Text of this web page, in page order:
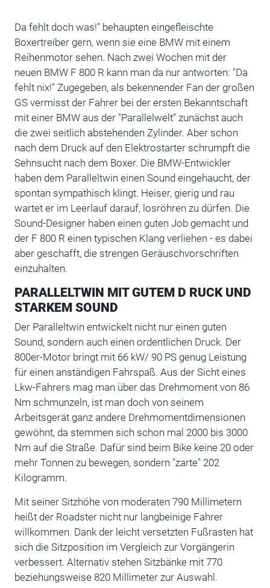
Da fehlt doch was!" behaupten eingefleischte
Boxertreiber gern, wenn sie eine BMW mit einem
Reihenmotor sehen. Nach zwei Wochen mit der
neuen BMW F 800 R kann man da nur antworten: "Da
fehlt nix!" Zugegeben, als bekennender Fan der großen
GS vermisst der Fahrer bei der ersten Bekanntschaft
mit einer BMW aus der "Parallelwelt" zunächst auch
die zwei seitlich abstehenden Zylinder. Aber schon
nach dem Druck auf den Elektrostarter schrumpft die
Sehnsucht nach dem Boxer. Die BMW-Entwickler
haben dem Paralleltwin einen Sound eingehaucht, der
spontan sympathisch klingt. Heiser, gierig und rau
wartet er im Leerlauf darauf, losröhren zu dürfen. Die
Sound-Designer haben einen guten Job gemacht und
der F 800 R einen typischen Klang verliehen - es dabei
aber geschafft, die strengen Geräuschvorschriften
einzuhalten.
PARALLELTWIN MIT GUTEM D RUCK UND
STARKEM SOUND
Der Paralleltwin entwickelt nicht nur einen guten
Sound, sondern auch einen ordentlichen Druck. Der
800er-Motor bringt mit 66 kW/ 90 PS genug Leistung
für einen anständigen Fahrspaß. Aus der Sicht eines
Lkw-Fahrers mag man über das Drehmoment von 86
Nm schmunzeln, ist man doch von seinem
Arbeitsgerät ganz andere Drehmomentdimensionen
gewöhnt, da stemmen sich schon mal 2000 bis 3000
Nm auf die Straße. Dafür sind beim Bike keine 20 oder
mehr Tonnen zu bewegen, sondern "zarte" 202
Kilogramm.
Mit seiner Sitzhöhe von moderaten 790 Millimetern
heißt der Roadster nicht nur langbeinige Fahrer
willkommen. Dank der leicht versetzten Fußrasten hat
sich die Sitzposition im Vergleich zur Vorgängerin
verbessert. Alternativ stehen Sitzbänke mit 770
beziehungsweise 820 Millimeter zur Auswahl.